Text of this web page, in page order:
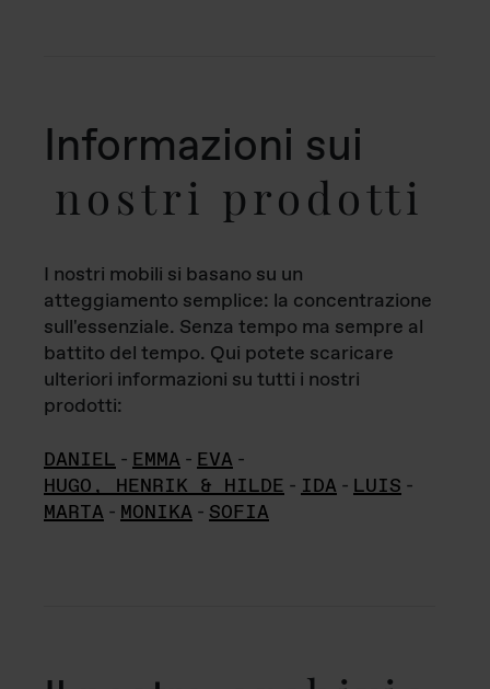
Informazioni sui
nostri prodotti
I nostri mobili si basano su un
atteggiamento semplice: la concentrazione
sull'essenziale. Senza tempo ma sempre al
battito del tempo. Qui potete scaricare
ulteriori informazioni su tutti i nostri
prodotti:
DANIEL - EMMA - EVA -
HUGO, HENRIK & HILDE - IDA - LUIS -
MARTA - MONIKA - SOFIA